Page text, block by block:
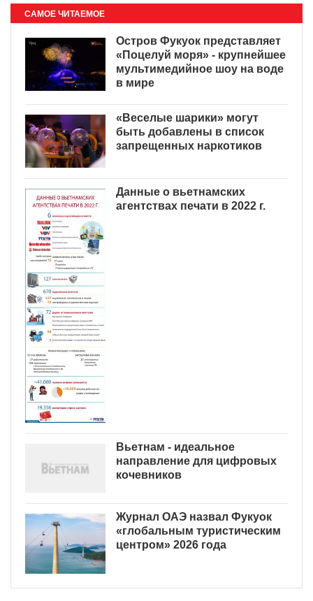
САМОЕ ЧИТАЕМОЕ
Остров Фукуок представляет
«Поцелуй моря» - крупнейшее
мультимедийное шоу на воде
в мире
«Веселые шарики» могут
быть добавлены в список
запрещенных наркотиков
Данные о вьетнамских
агентствах печати в 2022 г.
Вьетнам - идеальное
направление для цифровых
кочевников
Журнал ОАЭ назвал Фукуок
«глобальным туристическим
центром» 2026 года